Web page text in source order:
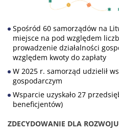
Spośród 60 samorządów na
miejsce na pod względem
prowadzenie działalności
względem kwoty do zapłaty
W 2025 r. samorząd udzielił
gospodarczym
Wsparcie uzyskało 27
beneficjentów)
ZDECYDOWANIE DLA